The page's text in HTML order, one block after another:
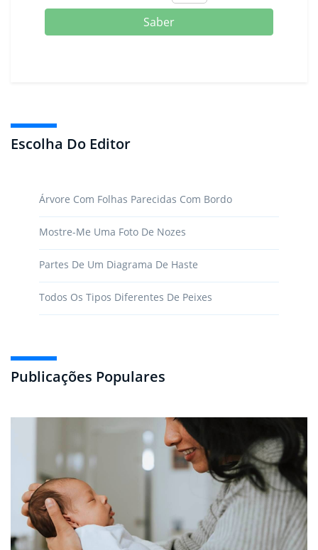
Saber
Escolha Do Editor
Árvore Com Folhas Parecidas Com Bordo
Mostre-Me Uma Foto De Nozes
Partes De Um Diagrama De Haste
Todos Os Tipos Diferentes De Peixes
Publicações Populares